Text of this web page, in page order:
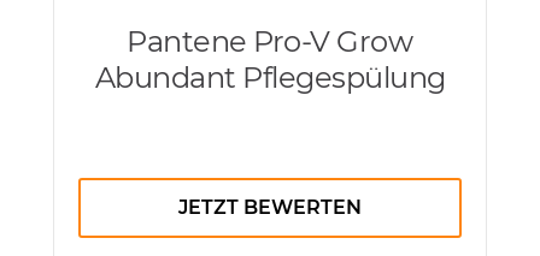
Pantene Pro-V Grow
Abundant Pflegespülung
JETZT BEWERTEN